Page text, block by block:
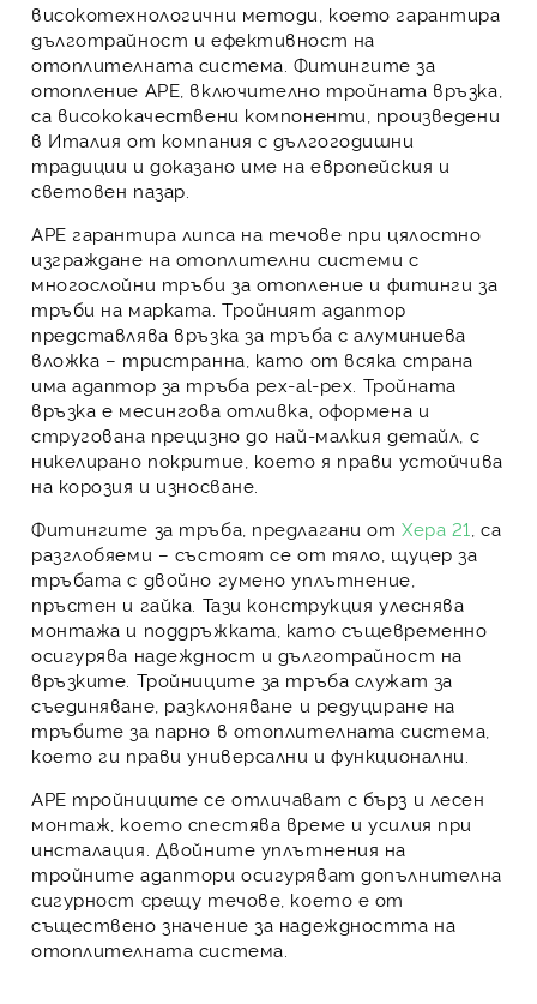
високотехнологични методи, което гарантира
дълготрайност и ефективност на
отоплителната система. Фитингите за
отопление APE , включително тройната връзка
са висококачествени компоненти, произведени
в Италия от компания с дългогодишни
традиции и доказано име на европейския и
световен пазар.
APE гарантира липса на течове при цялостно
изграждане на отоплителни системи с
многослойни тръби за отопление и фитинги за
тръби на марката.Тройният адаптор
представлява връзка за тръба салуминиева
вложка – тристранна, като от всяка страна
имаадаптор за тръба pex-al-pex Тройната
връзка е месингова отливка, оформена и
стругована прецизно до най-малкия детайл, с
никелирано покритие, което я прави устойчива
на корозия и износване.
Фитингите за тръба , предлагани отХера 21 , са
разглобяеми – състоят се от тяло, щуцер за
тръбата с двойно гумено уплътнение,
пръстен и гайка. Тази конструкция улеснява
монтажа и поддръжката, като същевременно
осигурява надеждност и дълготрайност на
връзките. Тройниците за тръба служат за
съединяване, разклоняване и редуциране на
тръбите за парно в отоплителната система,
което ги прави универсални и функционални.
APE тройниците се отличават с бърз и лесен
монтаж, което спестява време и усилия при
инсталация. Двойните уплътнения на
тройните адаптори осигуряват допълнителна
сигурност срещу течове, което е от
съществено значение за надеждността на
отоплителната система.